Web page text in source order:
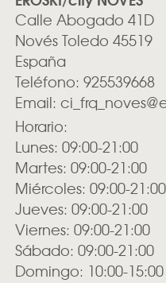
Calle Abogado 41D
NovésToledo 45519
España
Teléfono: 925539668
Email:
Horario:
Lunes: 09:00-21:00
Martes: 09:00-21:00
Miércoles: 09:00-21:00
Jueves: 09:00-21:00
Viernes: 09:00-21:00
Sábado: 09:00-21:00
Domingo: 10:00-15:00